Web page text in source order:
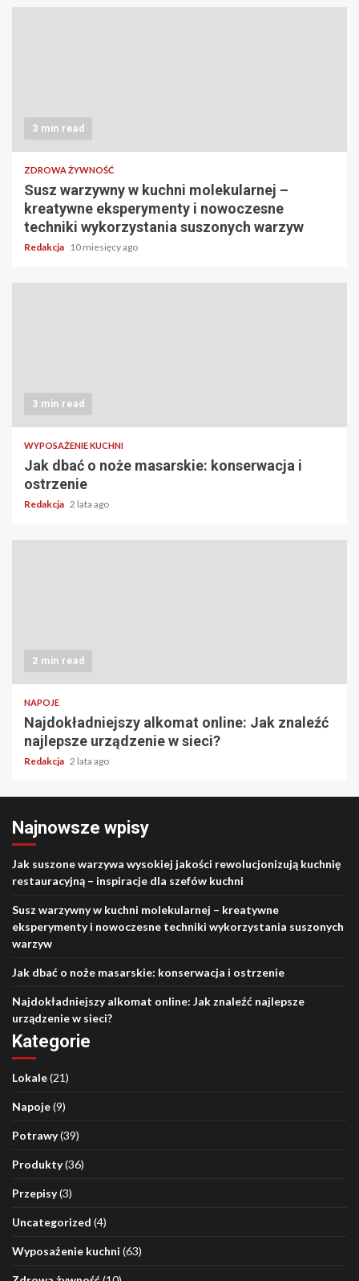
3 min read
ZDROWA ŻYWNOŚĆ
Susz warzywny w kuchni molekularnej –
kreatywne eksperymenty i nowoczesne
techniki wykorzystania suszonych warzyw
Redakcja 10 miesięcy ago
3 min read
WYPOSAŻENIE KUCHNI
Jak dbać o noże masarskie: konserwacja i
ostrzenie
Redakcja 2 lata ago
2 min read
NAPOJE
Najdokładniejszy alkomat online: Jak znaleźć
najlepsze urządzenie w sieci?
Redakcja 2 lata ago
Najnowsze wpisy
Jak suszone warzywa wysokiej jakości rewolucjonizują kuchnię
restauracyjną – inspiracje dla szefów kuchni
Susz warzywny w kuchni molekularnej – kreatywne
eksperymenty i nowoczesne techniki wykorzystania suszonych
warzyw
Jak dbać o noże masarskie: konserwacja i ostrzenie
Najdokładniejszy alkomat online: Jak znaleźć najlepsze
urządzenie w sieci?
Kategorie
Lokale(21)
Napoje(9)
Potrawy(39)
Produkty(36)
Przepisy(3)
Uncategorized (4)
Wyposażenie kuchni (63)